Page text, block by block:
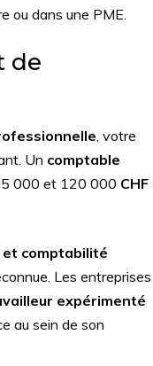
ou dans une PME.
de
, votre
Un comptable
000 et 120 000 CHF
comptabilité
Les entreprises
expérimenté
au sein de son